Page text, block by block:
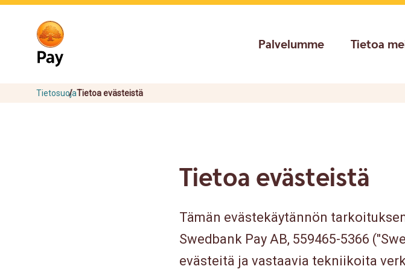
Go
navigation
Skip
Palvelumme Tietoa
TietosuojaTietoa evästeistä
Tietoa evästeistä
Tämän evästekäytännön
Swedbank Pay AB, 559465-5366
evästeitä ja vastaavia tekniikoita